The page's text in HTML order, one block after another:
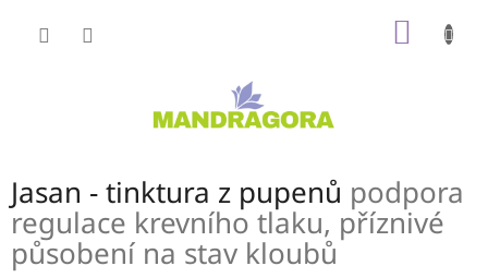
Jasan - tinktura z pupenů podpora
regulace krevního tlaku, příznivé
působení na stav kloubů